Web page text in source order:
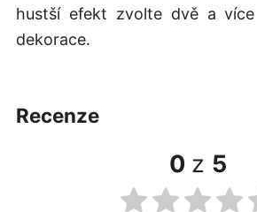
hustší efekt zvolte dvě a
dekorace.
recenze
0 z 5